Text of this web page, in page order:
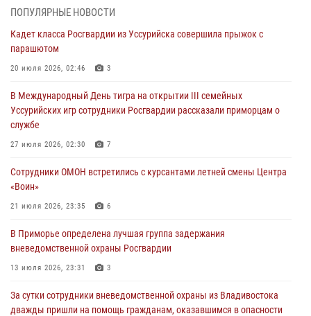
Во Владивостоке во дворе жилого дома сотрудники
29 июля 2026, 01:17
В День Крещения Руси в Князь-Владимирском храме – Главном
ходом
28 июля 2026, 10:29 3
Росгвардейцы в Приморье приняли участие в молебне,
28 июля 2026, 05:39
В Международный День тигра на открытии III семейных
службе
27 июля 2026, 02:30
ПОПУЛЯРНЫЕ НОВОСТИ
Кадет класса Росгвардии из Уссурийска совершила прыжок с
парашютом
20 июля 2026, 02:46 3
В Международный День тигра на открытии III семейных
Уссурийских игр сотрудники Росгвардии рассказали приморцам о
службе
27 июля 2026, 02:30 7
Сотрудники ОМОН встретились с курсантами летней смены Центра
«Воин»
21 июля 2026, 23:35 6
В Приморье определена лучшая группа задержания
вневедомственной охраны Росгвардии
13 июля 2026, 23:31 3
За сутки сотрудники вневедомственной охраны из Владивостока
дважды пришли на помощь гражданам, оказавшимся в опасности